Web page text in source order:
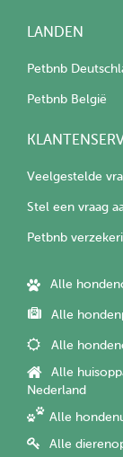
LANDEN
Petbnb
Petbnb België
Veelgestelde
Stel een vraag
Petbnb
Alle
Alle
Alle
Alle
Nederland
Alle
Alle